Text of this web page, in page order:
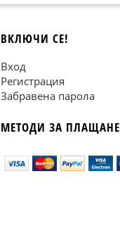
ВКЛЮЧИ СЕ!
Вход
Регистрация
Забравена парола
МЕТОДИ ЗА ПЛАЩАНЕ